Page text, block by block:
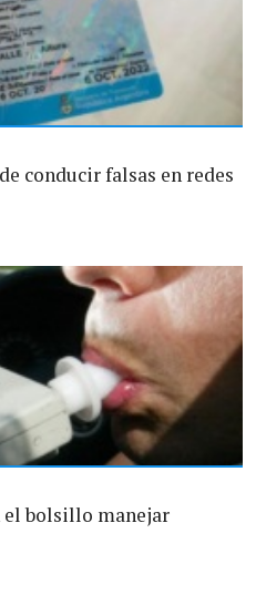
conducir falsas en redes
el bolsillo manejar